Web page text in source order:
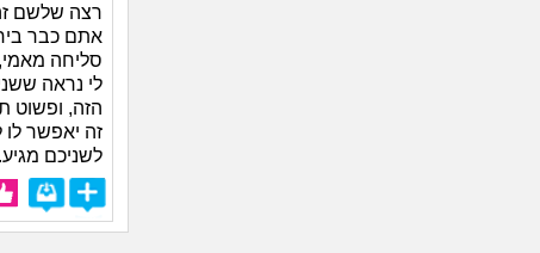
רצה שלשם
אתם כבר
סליחה
לי נראה
הזה, ופשוט
זה יאפשר לו
לשניכם מגיע.